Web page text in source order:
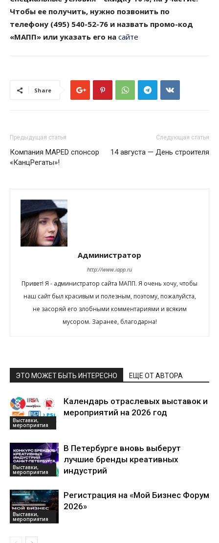
Чтобы ее получить, нужно позвонить по
телефону (495) 540-52-76 и назвать промо-код
«МАПП» или указать его на сайте
Share
Предыдущая статья
Компания MAPED спонсор
«КанцРегаты»!
Следующая статья
14 августа — День строителя
Администратор
http://www.iapp.ru
Привет! Я - администратор сайта МАПП. Я очень хочу, чтобы
наш сайт был красивым и полезным, поэтому, пожалуйста,
не засоряй его злобными комментариями и всяким
мусором. Заранее, благодарна!
ЭТО МОЖЕТ БЫТЬ ИНТЕРЕСНО ЕЩЕ ОТ АВТОРА
Выставки,
мероприятия
Календарь отраслевых выставок и
мероприятий на 2026 год
Выставки,
мероприятия
В Петербурге вновь выберут
лучшие бренды креативных
индустрий
Выставки,
мероприятия
Регистрация на «Мой Бизнес Форум
2026»